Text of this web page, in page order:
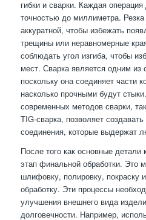
гибки и сварки. Каждая
точностью до миллиметра.
аккуратной, чтобы избежать
трещины или неравномерные
соблюдать угол изгиба, чтобы
мест. Сварка является одним из
поскольку она соединяет части
насколько прочными будут
современных методов сварки,
TIG-сварка, позволяет
соединения, которые выдержат
После того как основные детали
этап финальной обработки. Это
шлифовку, полировку, покраску
обработку. Эти процессы
улучшения внешнего вида
долговечности. Например,